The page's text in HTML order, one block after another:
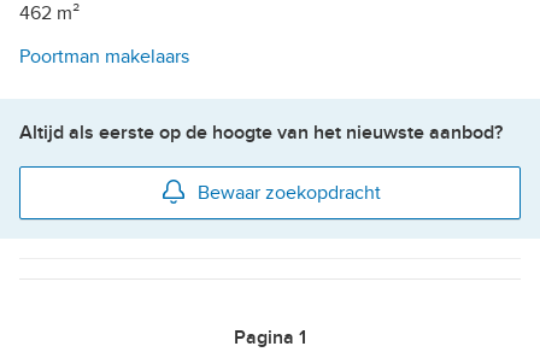
462 m²
Poortman makelaars
Altijd als eerste op de hoogte van het nieuwste aanbod?
Bewaar zoekopdracht
Pagina 1